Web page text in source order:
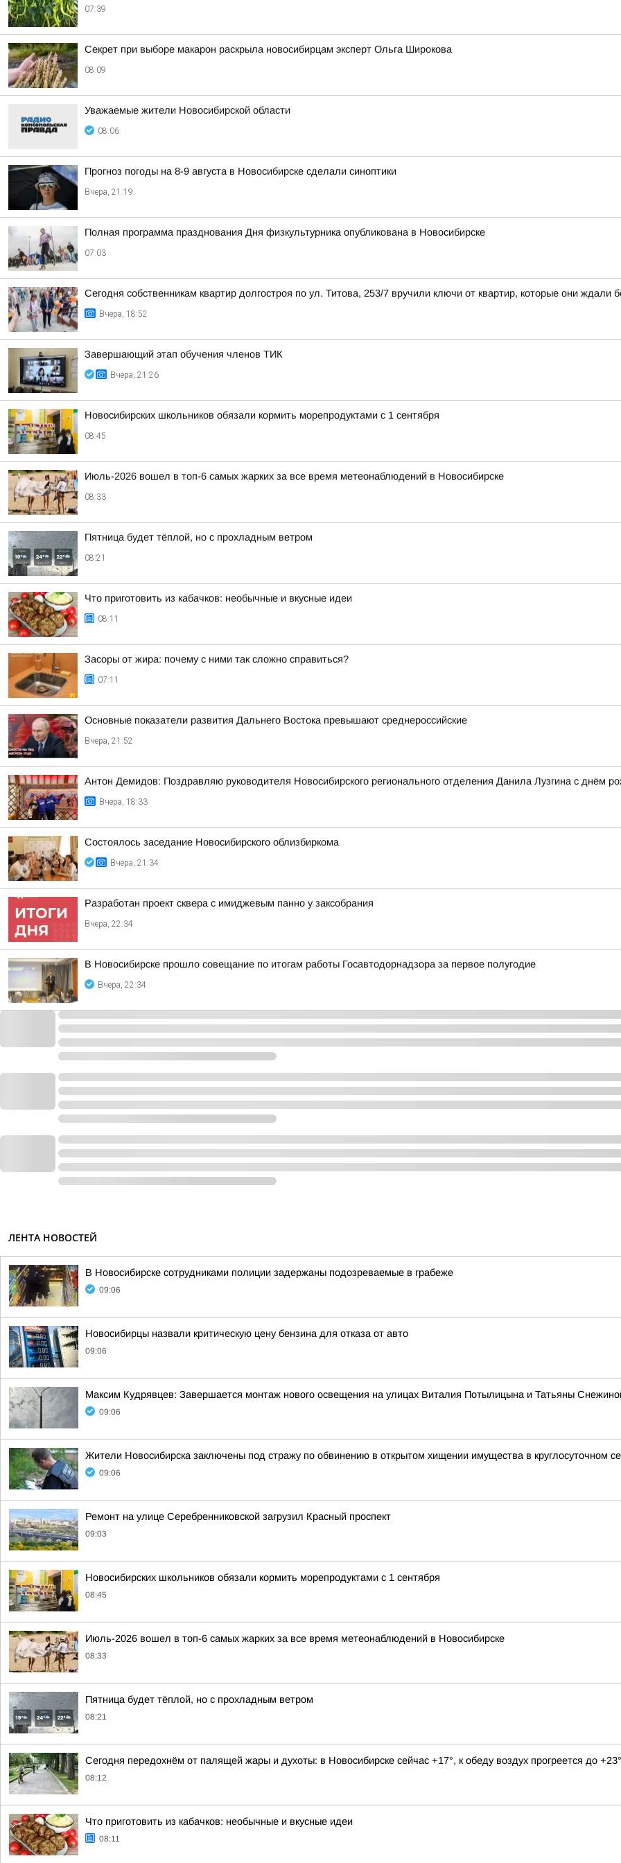
07:39
Секрет при выборе макарон раскрыла новосибирцам эксперт Ольга Широкова
08:09
Уважаемые жители Новосибирской области
08:06
Прогноз погоды на 8-9 августа в Новосибирске сделали синоптики
Вчера, 21:19
Полная программа празднования Дня физкультурника опубликована в Новосибирске
07:03
Сегодня собственникам квартир долгостроя по ул. Титова, 253/7 вручили ключи от квартир, которые они ждали
Вчера, 18:52
Завершающий этап обучения членов ТИК
Вчера, 21:26
Новосибирских школьников обязали кормить морепродуктами с 1 сентября
08:45
Июль-2026 вошел в топ-6 самых жарких за все время метеонаблюдений в Новосибирске
08:33
Пятница будет тёплой, но с прохладным ветром
08:21
Что приготовить из кабачков: необычные и вкусные идеи
08:11
Засоры от жира: почему с ними так сложно справиться?
07:11
Основные показатели развития Дальнего Востока превышают среднероссийские
Вчера, 21:52
Антон Демидов: Поздравляю руководителя Новосибирского регионального отделения Данила Лузгина с днём
Вчера, 18:33
Состоялось заседание Новосибирского облизбиркома
Вчера, 21:34
Разработан проект сквера с имиджевым панно у заксобрания
Вчера, 22:34
В Новосибирске прошло совещание по итогам работы Госавтодорнадзора за первое полугодие
Вчера, 22:34
ЛЕНТА НОВОСТЕЙ
В Новосибирске сотрудниками полиции задержаны подозреваемые в грабеже
09:06
Новосибирцы назвали критическую цену бензина для отказа от авто
09:06
Максим Кудрявцев: Завершается монтаж нового освещения на улицах Виталия Потылицына и Татьяны
09:06
Жители Новосибирска заключены под стражу по обвинению в открытом хищении имущества в круглосуточном
09:06
Ремонт на улице Серебренниковской загрузил Красный проспект
09:03
Новосибирских школьников обязали кормить морепродуктами с 1 сентября
08:45
Июль-2026 вошел в топ-6 самых жарких за все время метеонаблюдений в Новосибирске
08:33
Пятница будет тёплой, но с прохладным ветром
08:21
Сегодня передохнём от палящей жары и духоты: в Новосибирске сейчас +17°, к обеду воздух прогреется до +23°
08:12
Что приготовить из кабачков: необычные и вкусные идеи
08:11